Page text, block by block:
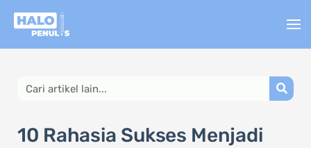
Lewati
Search
10 Rahasia Sukses Menjadi